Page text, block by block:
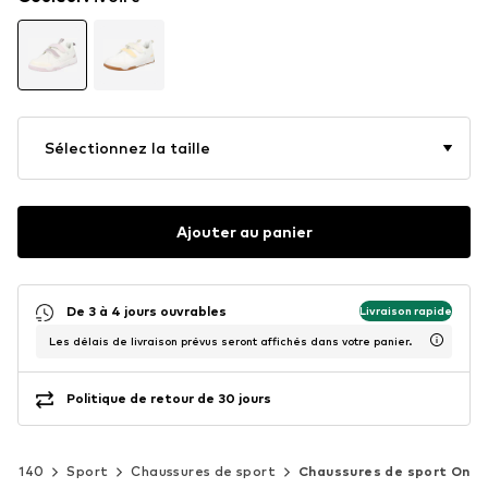
Sélectionnez la taille
Ajouter au panier
De 3 à 4 jours ouvrables Livraison rapide
Les délais de livraison prévus seront affichés dans votre panier.
Politique de retour de 30 jours
140 Sport Chaussures de sport Chaussures de sport On